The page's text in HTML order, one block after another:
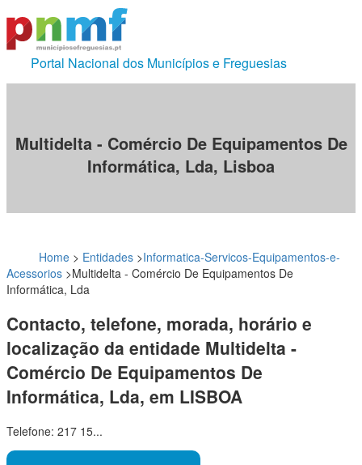
Portal Nacional dos Municípios e Freguesias
Multidelta - Comércio De Equipamentos De
Informática, Lda, Lisboa
Home > Entidades >Informatica-Servicos-Equipamentos-e-
Acessorios >Multidelta - Comércio De Equipamentos De
Informática, Lda
Contacto, telefone, morada, horário e
localização da entidade Multidelta -
Comércio De Equipamentos De
Informática, Lda, em LISBOA
Telefone: 217 15...